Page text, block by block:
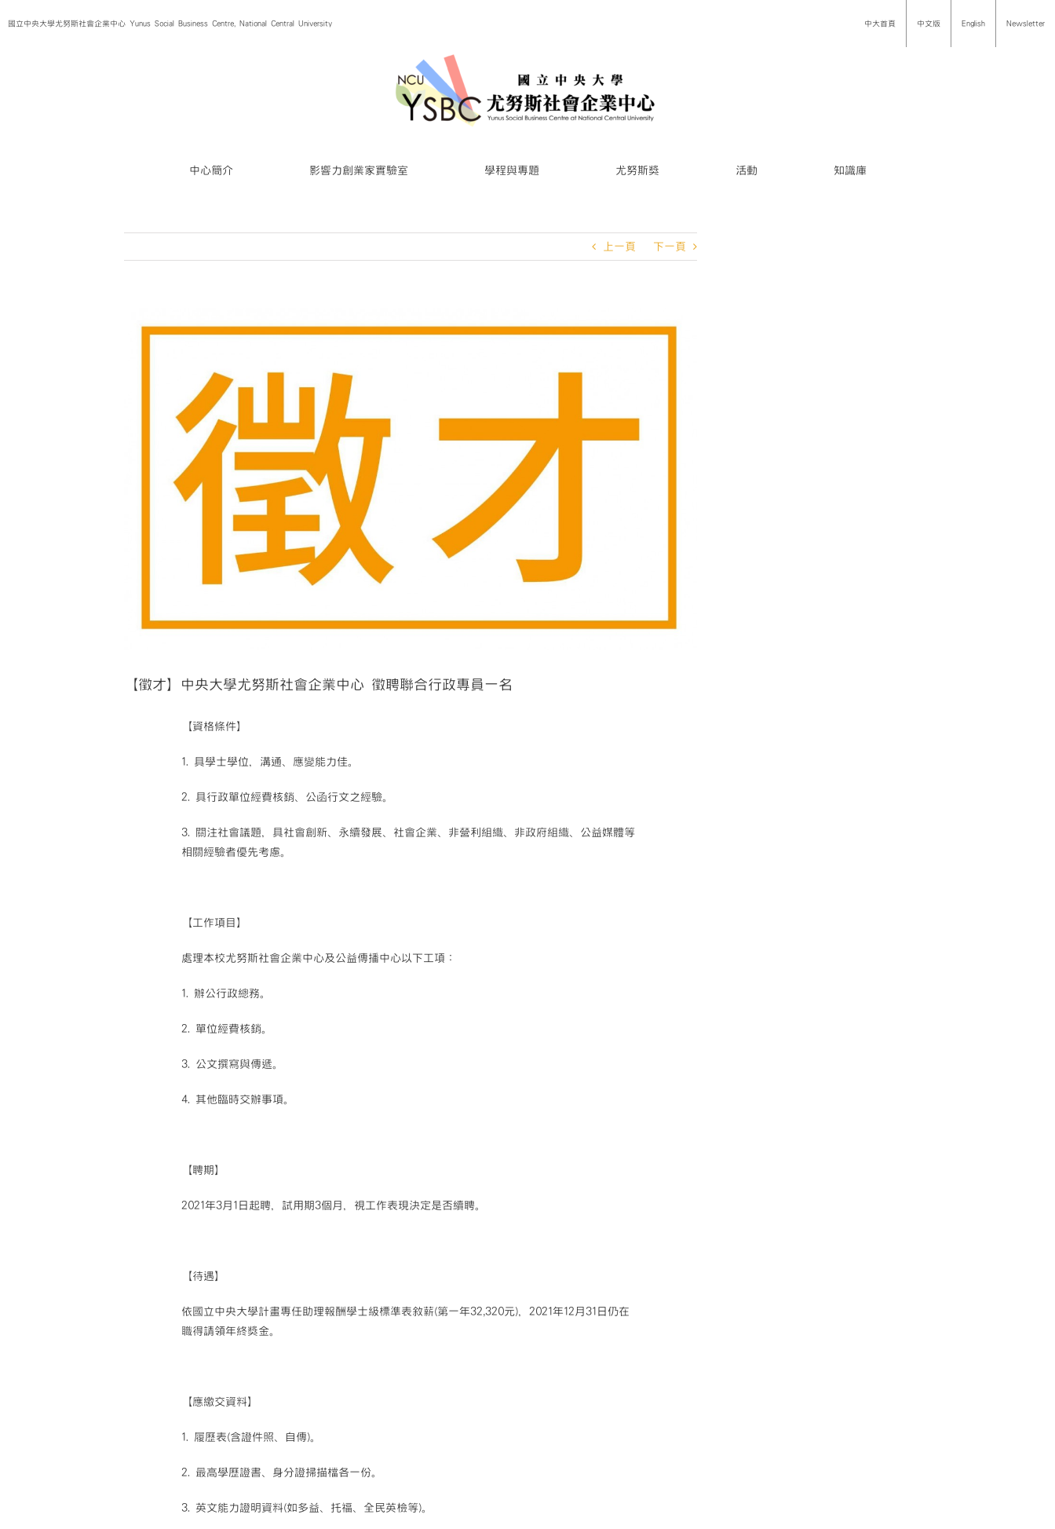
to國立中央大學尤努斯社會企業中心 Yunus Social Business Centre, National Central University 中大首頁 中文版 English Newsletter
中心簡介 影響力創業家實驗室 學程與專題 尤努斯獎 活動 知識庫
上一頁 下一頁
Larger
【徵才】中央大學尤努斯社會企業中心 徵聘聯合行政專員一名
【資格條件】
1. 具學士學位，溝通、應變能力佳。
2. 具行政單位經費核銷、公函行文之經驗。
3. 關注社會議題，具社會創新、永續發展、社會企業、非營利組織、非政府組織、公益媒體等
相關經驗者優先考慮。
【工作項目】
處理本校尤努斯社會企業中心及公益傳播中心以下工項：
1. 辦公行政總務。
2. 單位經費核銷。
3. 公文撰寫與傳遞。
4. 其他臨時交辦事項。
【聘期】
2021年3月1日起聘，試用期3個月，視工作表現決定是否續聘。
【待遇】
依國立中央大學計畫專任助理報酬學士級標準表敘薪(第一年32,320元)，2021年12月31日仍在
職得請領年終獎金。
【應繳交資料】
1. 履歷表(含證件照、自傳)。
2. 最高學歷證書、身分證掃描檔各一份。
3. 英文能力證明資料(如多益、托福、全民英檢等)。